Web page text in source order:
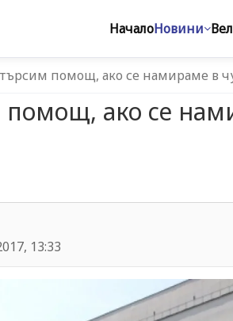
НачалоНовини
помощ, ако се намираме в
помощ, ако се
13:33